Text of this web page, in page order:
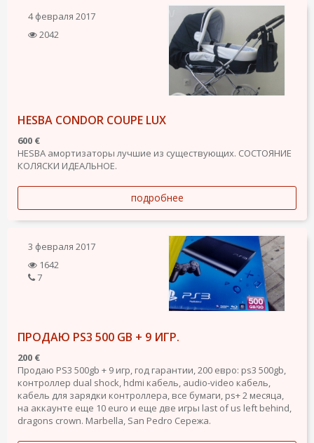
4 февраля 2017
2042
HESBA CONDOR COUPE LUХ
600 €
HESBA амортизаторы лучшие из существующих. СОСТОЯНИЕ
КОЛЯСКИ ИДЕАЛЬНОЕ.
подробнее
3 февраля 2017
1642
7
ПРОДАЮ PS3 500 GB + 9 ИГР.
200 €
Продаю PS3 500gb + 9 игр, год гарантии, 200 евро: ps3 500gb,
контроллер dual shock, hdmi кабель, audio-video кабель,
кабель для зарядки контроллера, все бумаги, ps+ 2 месяца,
на аккаунте еще 10 euro и еще две игры last of us left behind,
dragons crown. Marbella, San Pedro Сережа.